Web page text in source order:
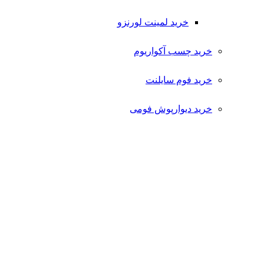
خرید لمینت لورنزو
خرید چسب آکواریوم
خرید فوم سایلنت
خرید دیوارپوش فومی